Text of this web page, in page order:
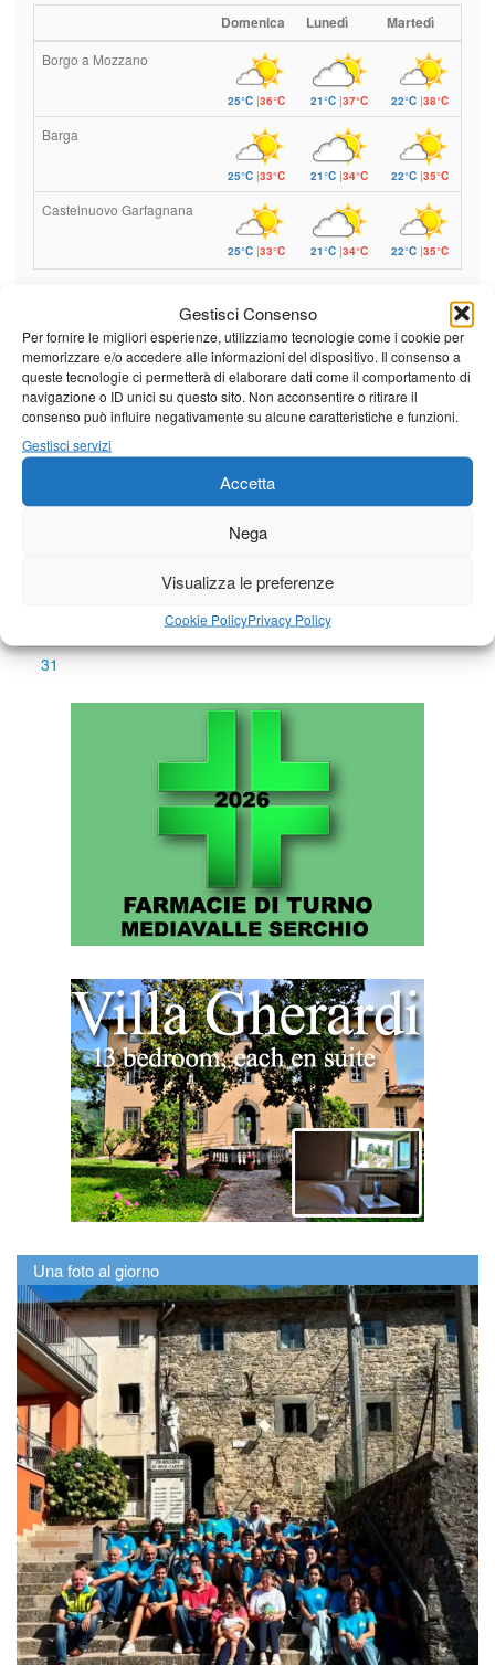
Gestisci Consenso
Per fornire le migliori esperienze, utilizziamo tecnologie come i cookie per
memorizzare e/o accedere alle informazioni del dispositivo. Il consenso a
queste tecnologie ci permetterà di elaborare dati come il comportamento di
navigazione o ID unici su questo sito. Non acconsentire o ritirare il
consenso può influire negativamente su alcune caratteristiche e funzioni.
Gestisci servizi
Accetta
Nega
Visualizza le preferenze
Cookie PolicyPrivacy Policy
Domenica Lunedì Martedì
Borgo a Mozzano
25°C|36°C 21°C|37°C 22°C |38°C
Barga
25°C|33°C 21°C|34°C 22°C |35°C
Castelnuovo Garfagnana
25°C|33°C 21°C|34°C 22°C |35°C
Calendario eventi
« Lug Agosto 2026
Set »
L
M M G V S
D
6
19 20 21
26 27 28
31
Una foto al giorno